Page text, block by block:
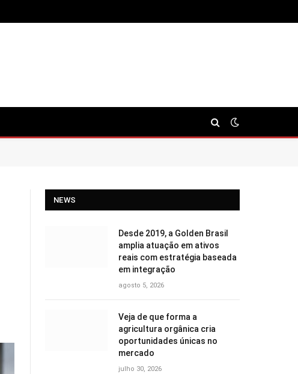
NEWS
Desde 2019, a Golden Brasil
amplia atuação em ativos
reais com estratégia baseada
em integração
agosto 5, 2026
Veja de que forma a
agricultura orgânica cria
oportunidades únicas no
mercado
julho 30, 2026